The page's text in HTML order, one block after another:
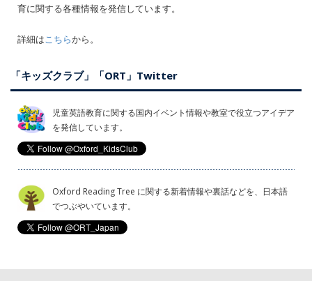
育に関する各種情報を発信しています。
詳細は こちらから。
「キッズクラブ」「ORT」Twitter
児童英語教育に関する国内イベント情報や教室で役立つアイデア
を発信しています。
Oxford Reading Tree に関する新着情報や裏話などを、日本語
でつぶやいています。